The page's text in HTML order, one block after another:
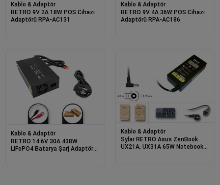
Kablo & Adaptör
RETRO 9V 2A 18W POS Cihazı
Adaptörü RPA-AC131
Kablo & Adaptör
RETRO 9V 4A 36W POS Cihazı
Adaptörü RPA-AC186
Kablo & Adaptör
RETRO 14.6V 30A 438W
LiFePO4 Batarya Şarj Adaptörü
Kablo & Adaptör
Sylar RETRO Asus ZenBook
UX21A, UX31A 65W Notebook